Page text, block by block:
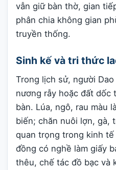
vẫn giữ bàn thờ, gian
phân chia không gian
truyền thống.
Sinh kế và tri thức
Trong lịch sử, người
nương rẫy hoặc đất dốc
bàn. Lúa, ngô, rau màu
biến; chăn nuôi lợn, gà,
quan trọng trong kinh
đồng có nghề làm giấy
thêu, chế tác đồ bạc và